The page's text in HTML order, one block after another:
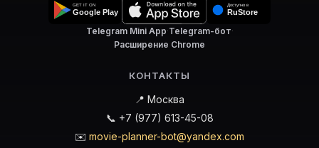
Telegram Mini App·Telegram-бот·
Расширение Chrome
КОНТАКТЫ
📍 Москва
📞 +7 (977) 613-45-08
✉️ movie-planner-bot@yandex.com